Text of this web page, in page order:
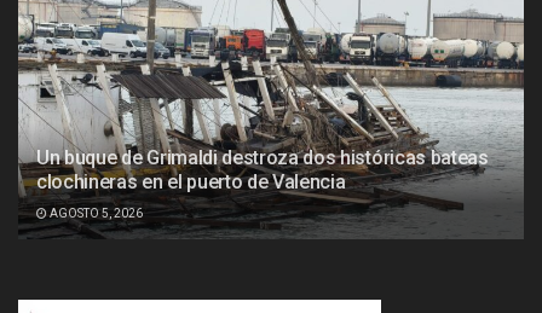
Un buque de Grimaldi destroza dos históricas bateas
clochineras en el puerto de Valencia
AGOSTO 5, 2026